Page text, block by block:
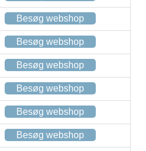
Besøg webshop
Besøg webshop
Besøg webshop
Besøg webshop
Besøg webshop
Besøg webshop